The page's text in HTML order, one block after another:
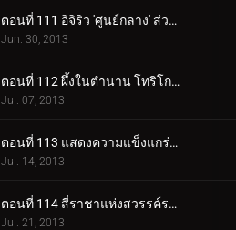
ตอนที่ 111 อิจิริว 'ศูนย์กลาง' ส่วนผสมอันลึกลับ และไบโอโทป 0 อันทรงพลัง
Jun. 30, 2013
ตอนที่ 112 ผึ้งในตำนาน โทริโกะ 'ผึ้งอินฟินิ' ปะทะ จีทีโรโบรุ่นใหม่
Jul. 07, 2013
ตอนที่ 113 แสดงความแข็งแกร่งที่แท้จริงของเขา! อาหารของ Komatsu ให้เกียรติอาหารที่แท้จริง! บะหมี่ประหลาด 'เซนเหมิน'
Jul. 14, 2013
ตอนที่ 114 สี่ราชาแห่งสวรรค์รวมตัวกัน! Gourmet World Beasts 'สัตว์สี่ตัว' ตื่นขึ้นแล้ว!
Jul. 21, 2013